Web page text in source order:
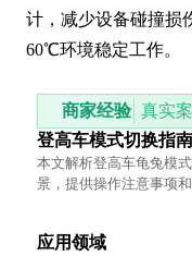
计，减少设备碰撞损
60℃环境稳定工作。
商家经验 真实
登高车模式切换指南
本文解析登高车龟兔模
景，提供操作注意事项
应用领域